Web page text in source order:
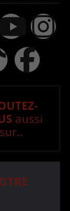
aussi
sur..